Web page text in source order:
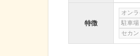
特徴
オン
駐車場
セカ